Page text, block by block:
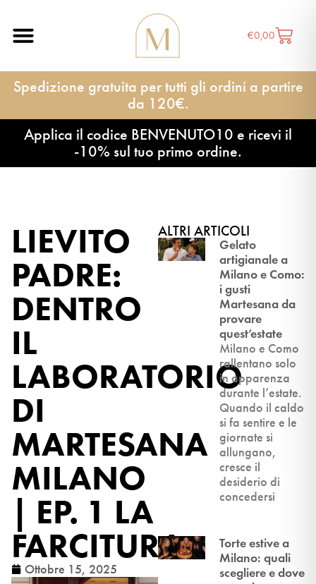
€0,00
Spedizione gratuita per tutti gli ordini a partire
da 120€.
Applica il codice BENVENUTO10 e ricevi il
-10% sul tuo primo ordine.
LIEVITO
PADRE:
DENTRO
IL
LABORATORIO
DI
MARTESANA
MILANO
| EP. 1 LA
FARCITURA
Ottobre 15, 2025
ALTRI ARTICOLI
Gelato
artigianale a
Milano e Como:
i gusti
Martesana da
provare
quest’estate
Milano e Como
rallentano solo
in apparenza
durante l’estate.
Quando il caldo
si fa sentire e le
giornate si
allungano,
cresce il
desiderio di
concedersi
Torte estive a
Milano: quali
scegliere e dove